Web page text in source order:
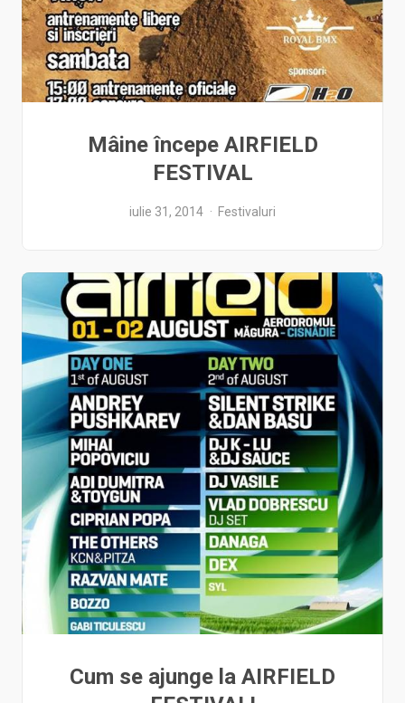
Mâine începe AIRFIELD
FESTIVAL
iulie 31, 2014 Festivaluri
Cum se ajunge la AIRFIELD